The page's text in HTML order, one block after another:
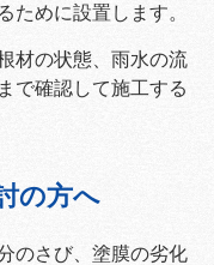
ために設置します。
材の状態、雨水の流
で確認して施工する
の方へ
のさび、塗膜の劣化